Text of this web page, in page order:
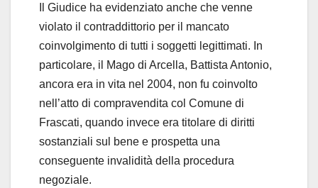
Il Giudice ha evidenziato anche che venne
violato il contraddittorio per il mancato
coinvolgimento di tutti i soggetti legittimati. In
particolare, il Mago di Arcella, Battista Antonio,
ancora era in vita nel 2004, non fu coinvolto
nell’atto di compravendita col Comune di
Frascati, quando invece era titolare di diritti
sostanziali sul bene e prospetta una
conseguente invalidità della procedura
negoziale.